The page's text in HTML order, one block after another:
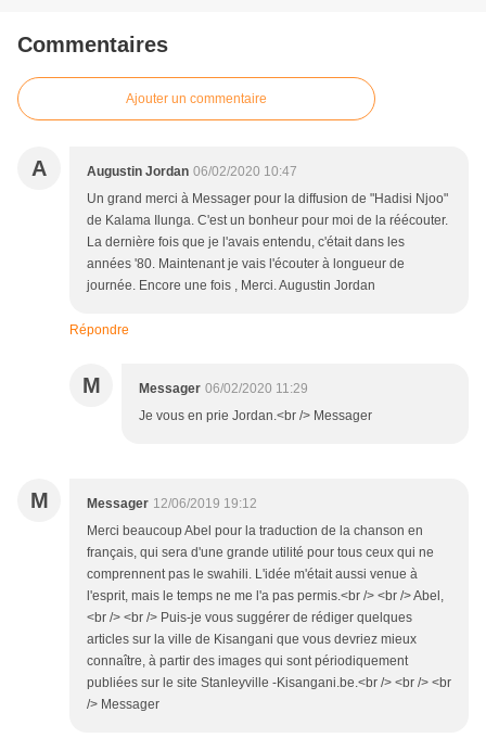
Commentaires
Ajouter un commentaire
A Augustin Jordan 06/02/2020 10:47
Un grand merci à Messager pour la diffusion de "Hadisi Njoo"
de Kalama Ilunga. C'est un bonheur pour moi de la réécouter.
La dernière fois que je l'avais entendu, c'était dans les
années '80. Maintenant je vais l'écouter à longueur de
journée. Encore une fois , Merci. Augustin Jordan
Répondre
M Messager 06/02/2020 11:29
Je vous en prie Jordan.<br /> Messager
M Messager 12/06/2019 19:12
Merci beaucoup Abel pour la traduction de la chanson en
français, qui sera d'une grande utilité pour tous ceux qui ne
comprennent pas le swahili. L'idée m'était aussi venue à
l'esprit, mais le temps ne me l'a pas permis.<br /> <br /> Abel,
<br /> <br /> Puis-je vous suggérer de rédiger quelques
articles sur la ville de Kisangani que vous devriez mieux
connaître, à partir des images qui sont périodiquement
publiées sur le site Stanleyville -Kisangani.be.<br /> <br /> <br
/> Messager